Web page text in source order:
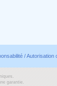
/ Autorisation
garantie.